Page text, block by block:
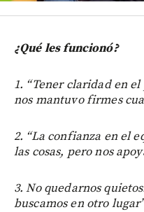
¿Qué les funcionó?
1. “Tener claridad en
nos mantuvo firmes
2. “La confianza en el
las cosas, pero nos
3. No quedarnos
buscamos en otro